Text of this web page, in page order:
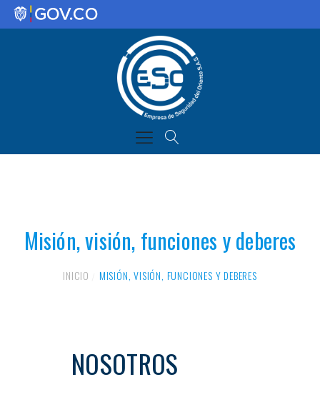
Misión, visión, funciones y deberes
INICIO MISIÓN, VISIÓN, FUNCIONES Y DEBERES
NOSOTROS